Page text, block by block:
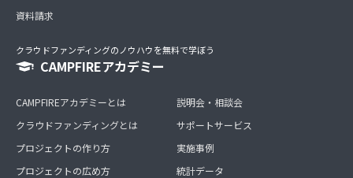
資料請求
クラウドファンディングのノウハウを無料で学ぼう
CAMPFIREアカデミー
CAMPFIREアカデミーとは
クラウドファンディングとは
プロジェクトの作り方
プロジェクトの広め方
説明会・相談会
サポートサービス
実施事例
統計データ